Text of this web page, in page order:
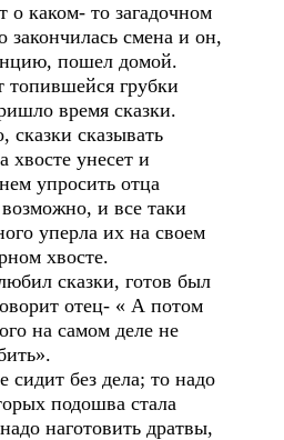
о каком- то загадочном
закончилась смена и он,
пошел домой.
грубки
время сказки.
сказки сказывать
хвосте унесет и
упросить отца
возможно, и все таки
уперла их на своем
хвосте.
сказки, готов был
отец- « А потом
на самом деле не
без дела; то надо
подошва стала
наготовить дратвы,